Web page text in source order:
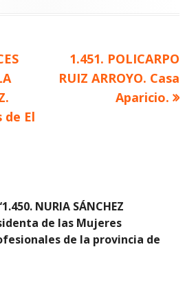
de El
Artículo
siguiente
1.451. POLICARPO
RUIZ ARROYO. Casa
Aparicio.
1.450. NURIA SÁNCHEZ
de las Mujeres
de la provincia de